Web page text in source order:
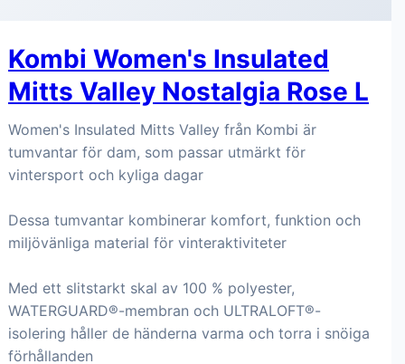
Kombi Women's Insulated
Mitts Valley Nostalgia Rose L
Women's Insulated Mitts Valley från Kombi är
tumvantar för dam, som passar utmärkt för
vintersport och kyliga dagar
Dessa tumvantar kombinerar komfort, funktion och
miljövänliga material för vinteraktiviteter
Med ett slitstarkt skal av 100 % polyester,
WATERGUARD®-membran och ULTRALOFT®-
isolering håller de händerna varma och torra i snöiga
förhållanden